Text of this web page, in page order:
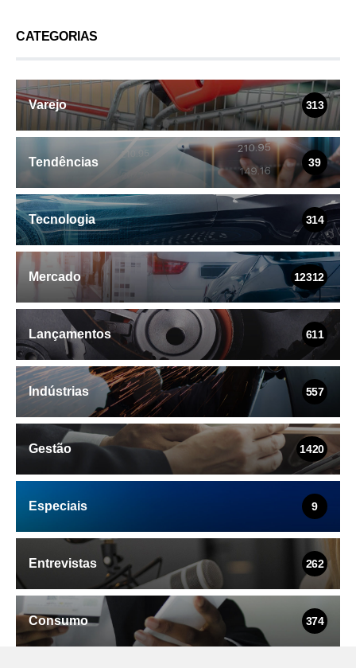
CATEGORIAS
Varejo 313
Tendências 39
Tecnologia 314
Mercado 12312
Lançamentos 611
Indústrias 557
Gestão 1420
Especiais 9
Entrevistas 262
Consumo 374